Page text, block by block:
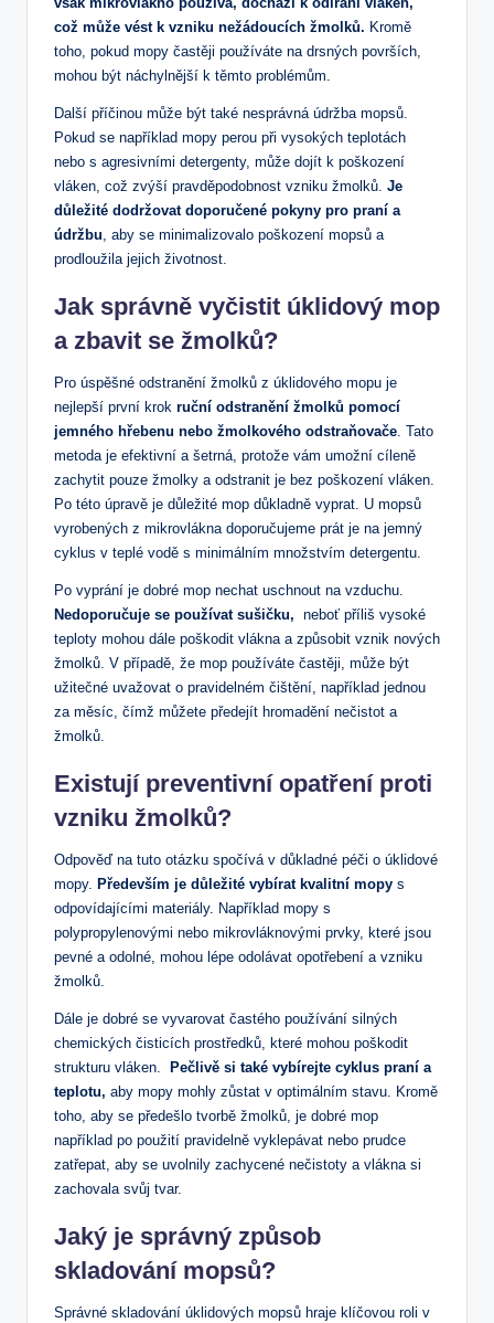
což může vést k vzniku nežádoucích žmolků. Kromě
toho, pokud mopy častěji používáte na drsných površích,
mohou být náchylnější k těmto problémům.
Další příčinou může být také nesprávná‌ údržba mopsů.
Pokud se například mopy perou při vysokých teplotách
⁤nebo⁢ s agresivními detergenty, může dojít ⁢k poškození
vláken, což zvýší pravděpodobnost vzniku žmolků. Je
‍důležité dodržovat doporučené pokyny ⁤pro praní a
údržbu, aby se minimalizovalo poškození ⁤mopsů a‌
prodloužila⁤ jejich životnost.
Jak správně vyčistit úklidový ​mop
a zbavit se žmolků?
Pro ⁤úspěšné odstranění žmolků z úklidového mopu je
nejlepší první krok ruční odstranění žmolků ​pomocí
jemného hřebenu ⁤nebo žmolkového ​odstraňovače. Tato
⁣metoda je efektivní⁣ a šetrná, protože vám umožní cíleně
zachytit pouze žmolky a ⁤odstranit je bez poškození vláken.
⁢Po této úpravě je důležité mop důkladně vyprat. U mopsů
vyrobených z mikrovlákna⁢ doporučujeme prát je‌ na jemný
cyklus v teplé vodě s minimálním množstvím detergentu.
Po vyprání‍ je dobré‍ mop nechat uschnout na ‍vzduchu.
Nedoporučuje ‌se používat sušičku, ‌ neboť příliš vysoké
teploty ‍mohou dále poškodit⁢ vlákna a způsobit vznik⁤ nových
žmolků. V případě, že mop používáte častěji, může být
užitečné uvažovat o pravidelném čištění, například jednou⁢
za měsíc, čímž ⁣můžete předejít hromadění nečistot a
žmolků.
Existují preventivní opatření proti
vzniku žmolků?
Odpověď na tuto otázku spočívá v důkladné péči o​ úklidové
mopy. Především je důležité vybírat kvalitní⁣ mopy s
odpovídajícími materiály. Například mopy⁤ s
polypropylenovými nebo mikrovláknovými prvky, ​které jsou
pevné a odolné, mohou lépe odolávat opotřebení a vzniku
žmolků.
Dále je dobré se vyvarovat častého ⁣používání silných
⁢chemických čisticích prostředků, které mohou poškodit
strukturu‍ vláken. ‌
Pečlivě si také vybírejte⁣ cyklus praní​ a
teplotu, aby mopy mohly zůstat v optimálním stavu. Kromě
​toho, aby⁣ se předešlo tvorbě žmolků, je dobré mop
například po⁤ použití‍ pravidelně vyklepávat nebo prudce
zatřepat, aby se uvolnily​ zachycené ‌nečistoty a vlákna si
zachovala svůj tvar.
Jaký je správný způsob
skladování mopsů?
Správné skladování úklidových⁢ mopsů hraje klíčovou roli‌ v